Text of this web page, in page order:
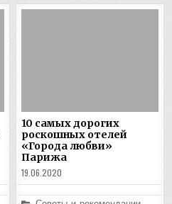
10 самых дорогих
роскошных отелей
«Города любви»
Парижа
19.06.2020